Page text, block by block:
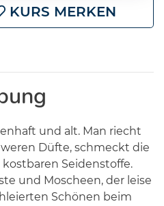
KURS MERKEN
und alt. Man riecht
Düfte, schmeckt die
Seidenstoffe.
und Moscheen, der leise
Schönen beim